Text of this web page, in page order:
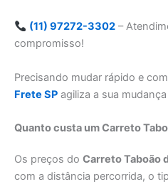
(11) 97272-3302–
compromisso!
Precisando mudar rápido e
Frete SP agiliza a sua
Quanto custa um Carreto
Os preços do Carreto Taboão
com a distância percorrida, o